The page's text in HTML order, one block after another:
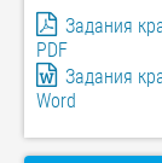
Задания
PDF
Задания
Word